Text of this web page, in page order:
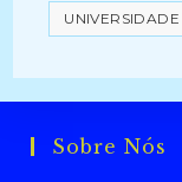
Sobre Nós